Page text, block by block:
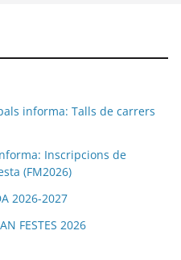
informa: Talls de carrers
Inscripcions de
(FM2026)
2026-2027
FESTES 2026